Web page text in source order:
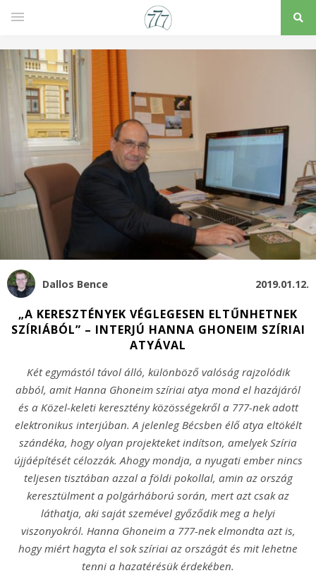
Dallos Bence 2019.01.12.
„A KERESZTÉNYEK VÉGLEGESEN ELTŰNHETNEK
SZÍRIÁBÓL” – INTERJÚ HANNA GHONEIM SZÍRIAI
ATYÁVAL
Két egymástól távol álló, különböző valóság rajzolódik
abból, amit Hanna Ghoneim szíriai atya mond el hazájáról
és a Közel-keleti keresztény közösségekről a 777-nek adott
elektronikus interjúban. A jelenleg Bécsben élő atya eltökélt
szándéka, hogy olyan projekteket indítson, amelyek Szíria
újjáépítését célozzák. Ahogy mondja, a nyugati ember nincs
teljesen tisztában azzal a földi pokollal, amin az ország
keresztülment a polgárháború során, mert azt csak az
láthatja, aki saját szemével győződik meg a helyi
viszonyokról. Hanna Ghoneim a 777-nek elmondta azt is,
hogy miért hagyta el sok szíriai az országát és mit lehetne
tenni a hazatérésük érdekében.